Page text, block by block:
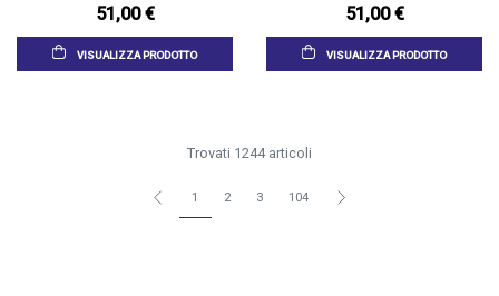
51,00 €
VISUALIZZA PRODOTTO
51,00 €
VISUALIZZA PRODOTTO
Trovati 1244 articoli
1 2 3 104